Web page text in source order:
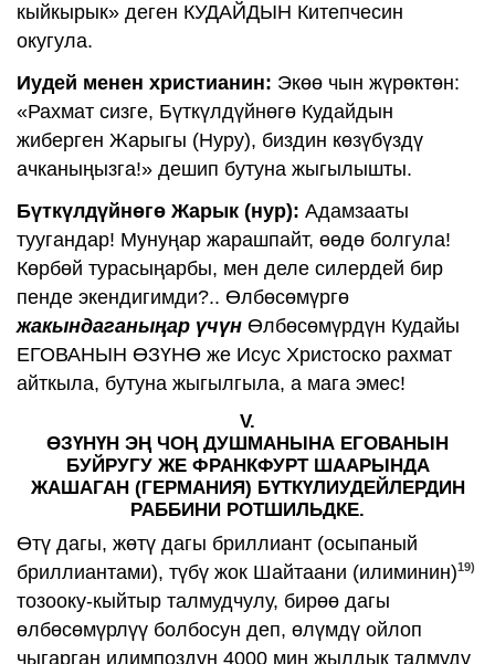
кыйкырык» деген КУДАЙДЫН Китепчесин
окугула.
Иудей менен христианин: Экөө чын жүрөктөн:
«Рахмат сизге, Бүткүлдүйнөгө Кудайдын
жиберген Жарыгы (Нуру), биздин көзүбүздү
ачканыңызга!» дешип бутуна жыгылышты.
Бүткүлдүйнөгө Жарык (нур): Адамзааты
туугандар! Мунуңар жарашпайт, өөдө болгула!
Көрбөй турасыңарбы, мен деле силердей бир
пенде экендигимди?.. Өлбөсөмүргө
жакындаганыңар үчүн Өлбөсөмүрдүн Кудайы
ЕГОВАНЫН ӨЗҮНӨ же Исус Христоско рахмат
айткыла, бутуна жыгылгыла, а мага эмес!
V.
ӨЗҮНҮН ЭҢ ЧОҢ ДУШМАНЫНА ЕГОВАНЫН
БУЙРУГУ ЖЕ ФРАНКФУРТ ШААРЫНДА
ЖАШАГАН (ГЕРМАНИЯ) БҮТКҮЛИУДЕЙЛЕРДИН
РАББИНИ РОТШИЛЬДКЕ.
Өтү дагы, жөтү дагы бриллиант (осыпаный
бриллиантами), түбү жок Шайтаани (илиминин)19)
тозооку-кыйтыр талмудчулу, бирөө дагы
өлбөсөмүрлүү болбосун деп, өлүмдү ойлоп
чыгарган илимпоздун 4000 миң жылдык талмуду